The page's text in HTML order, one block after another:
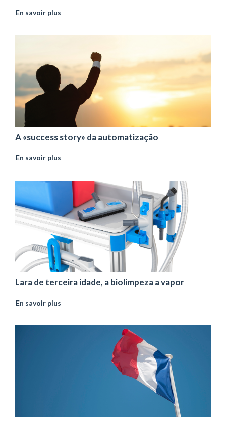
En savoir plus
A «success story» da automatização
En savoir plus
Lara de terceira idade, a biolimpeza a vapor
En savoir plus